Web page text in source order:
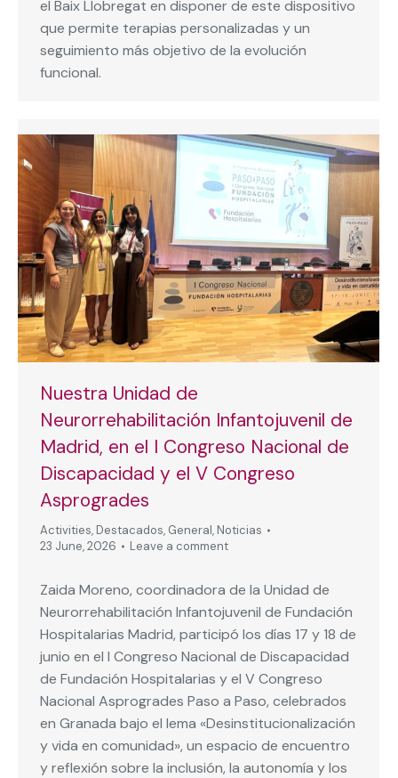
el Baix Llobregat en disponer de este dispositivo
que permite terapias personalizadas y un
seguimiento más objetivo de la evolución
funcional.
Nuestra Unidad de
Neurorrehabilitación Infantojuvenil de
Madrid, en el I Congreso Nacional de
Discapacidad y el V Congreso
Asprogrades
Activities, Destacados, General, Noticias
23 June, 2026
Leave a comment
Zaida Moreno, coordinadora de la Unidad de
Neurorrehabilitación Infantojuvenil de Fundación
Hospitalarias Madrid, participó los días 17 y 18 de
junio en el I Congreso Nacional de Discapacidad
de Fundación Hospitalarias y el V Congreso
Nacional Asprogrades Paso a Paso, celebrados
en Granada bajo el lema «Desinstitucionalización
y vida en comunidad», un espacio de encuentro
y reflexión sobre la inclusión, la autonomía y los